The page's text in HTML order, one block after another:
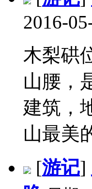
2016-
木梨硔
山腰，
建筑，
山最美
[游记]